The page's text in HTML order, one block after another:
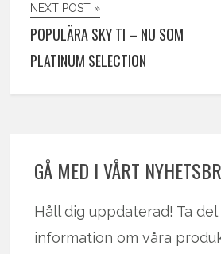
NEXT POST »
POPULÄRA SKY TI – NU SOM
PLATINUM SELECTION
GÅ MED I VÅRT
Håll dig uppdaterad! Ta del
information om våra